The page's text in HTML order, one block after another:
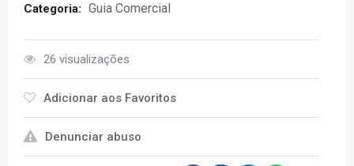
Categoria: Guia Comercial
26 visualizações
Adicionar aos Favoritos
Denunciar abuso